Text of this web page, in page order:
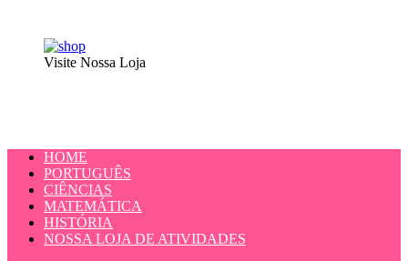
Visite Nossa Loja
HOME
PORTUGUÊS
CIÊNCIAS
MATEMÁTICA
HISTÓRIA
NOSSA LOJA DE ATIVIDADES